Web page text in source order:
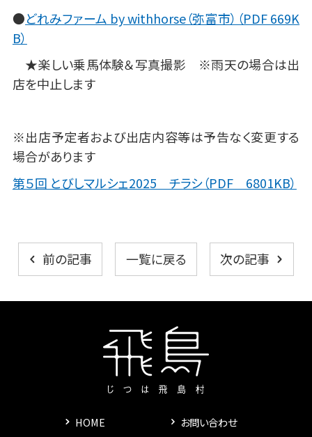
●どれみファーム by withhorse（弥富市）（PDF 669K
B）
★楽しい乗馬体験＆写真撮影 ※雨天の場合は出
店を中止します
※出店予定者および出店内容等は予告なく変更する
場合があります
第５回 とびしマルシェ2025 チラシ（PDF 6801KB）
前の記事 一覧に戻る 次の記事
HOME
お問い合わせ